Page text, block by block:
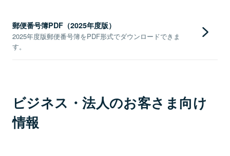
郵便番号簿PDF（2025年度版）
2025年度版郵便番号簿をPDF形式でダウンロードできま
す。
ビジネス・法人のお客さま向け
情報